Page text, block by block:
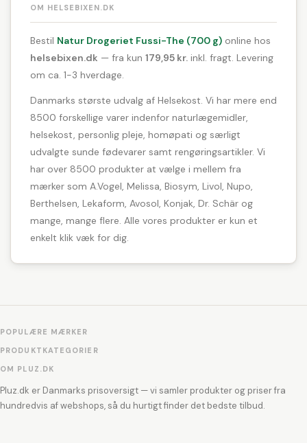
OM HELSEBIXEN.DK
Bestil Natur Drogeriet Fussi-The (700 g) online hos
helsebixen.dk — fra kun 179,95 kr. inkl. fragt. Levering
om ca. 1-3 hverdage.
Danmarks største udvalg af Helsekost. Vi har mere end
8500 forskellige varer indenfor naturlægemidler,
helsekost, personlig pleje, homøpati og særligt
udvalgte sunde fødevarer samt rengøringsartikler. Vi
har over 8500 produkter at vælge i mellem fra
mærker som A.Vogel, Melissa, Biosym, Livol, Nupo,
Berthelsen, Lekaform, Avosol, Konjak, Dr. Schär og
mange, mange flere. Alle vores produkter er kun et
enkelt klik væk for dig.
POPULÆRE MÆRKER
PRODUKTKATEGORIER
OM PLUZ.DK
Pluz.dk er Danmarks prisoversigt — vi samler produkter og priser fra
hundredvis af webshops, så du hurtigt finder det bedste tilbud.